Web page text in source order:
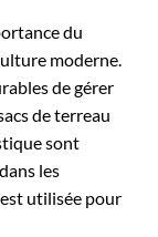
du
moderne.
de gérer
de terreau
sont
les
utilisée pour